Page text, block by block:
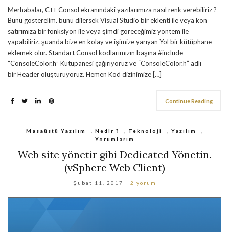
Merhabalar, C++ Consol ekranındaki yazılarımıza nasıl renk verebiliriz ?
Bunu gösterelim. bunu dilersek Visual Studio bir eklenti ile veya kon
satırımıza bir fonksiyon ile veya şimdi göreceğimiz yöntem ile
yapabiliriz. şuanda bize en kolay ve işimize yarıyan Yol bir kütüphane
eklemek olur. Standart Consol kodlarımızın başına #include
“ConsoleColor.h” Kütüpanesi çağırıyoruz ve “ConsoleColor.h” adlı
bir Header oluşturuyoruz. Hemen Kod dizinimize […]
Continue Reading
Masaüstü Yazılım Nedir ? Teknoloji Yazılım
Yorumlarım
Web site yönetir gibi Dedicated Yönetin.
(vSphere Web Client)
Şubat 11, 2017 2 yorum